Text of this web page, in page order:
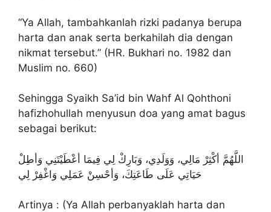
“Ya Allah, tambahkanlah rizki padanya berupa
harta dan anak serta berkahilah dia dengan
nikmat tersebut.” (HR. Bukhari no. 1982 dan
Muslim no. 660)
Sehingga Syaikh Sa’id bin Wahf Al Qohthoni
hafizhohullah menyusun doa yang amat bagus
sebagai berikut:
اللَّهُمَّ أكْثِرْ مَالِي، وَوَلَدِي، وَبَارِكْ لِي فِيمَا أعْطَيْتَنِي وَأطِلْ
حَيَاتِي عَلَى طَاعَتِكَ، وَأحْسِنْ عَمَلِي وَاغْفِرْ لِي
Artinya : (Ya Allah perbanyaklah harta dan